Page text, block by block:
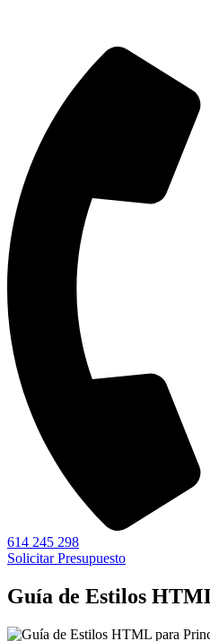
614 245 298
Solicitar Presupuesto
Guía de Estilos